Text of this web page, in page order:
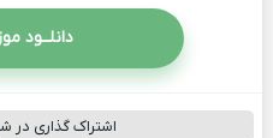
دانلــود
اشتراک گذاری در